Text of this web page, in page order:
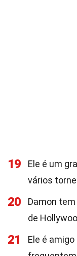
19
Ele é um
vários
20
Damon
de
21
Ele é